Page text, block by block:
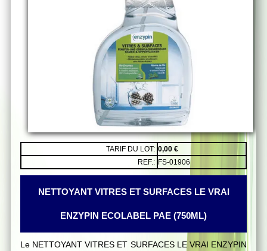
TARIF DU LOT: 0,00 €
REF.: FS-01906
NETTOYANT VITRES ET SURFACES LE VRAI
ENZYPIN ECOLABEL PAE (750ML)
Le NETTOYANT VITRES ET SURFACES LE VRAI ENZYPIN